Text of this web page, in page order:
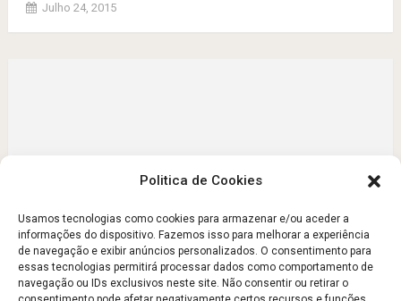
Politica de Cookies
Usamos tecnologias como cookies para armazenar e/ou aceder a
informações do dispositivo. Fazemos isso para melhorar a experiência
de navegação e exibir anúncios personalizados. O consentimento para
essas tecnologias permitirá processar dados como comportamento de
navegação ou IDs exclusivos neste site. Não consentir ou retirar o
Julho 24, 2015
Malefícios dos sumos detox
Julho 24, 2015